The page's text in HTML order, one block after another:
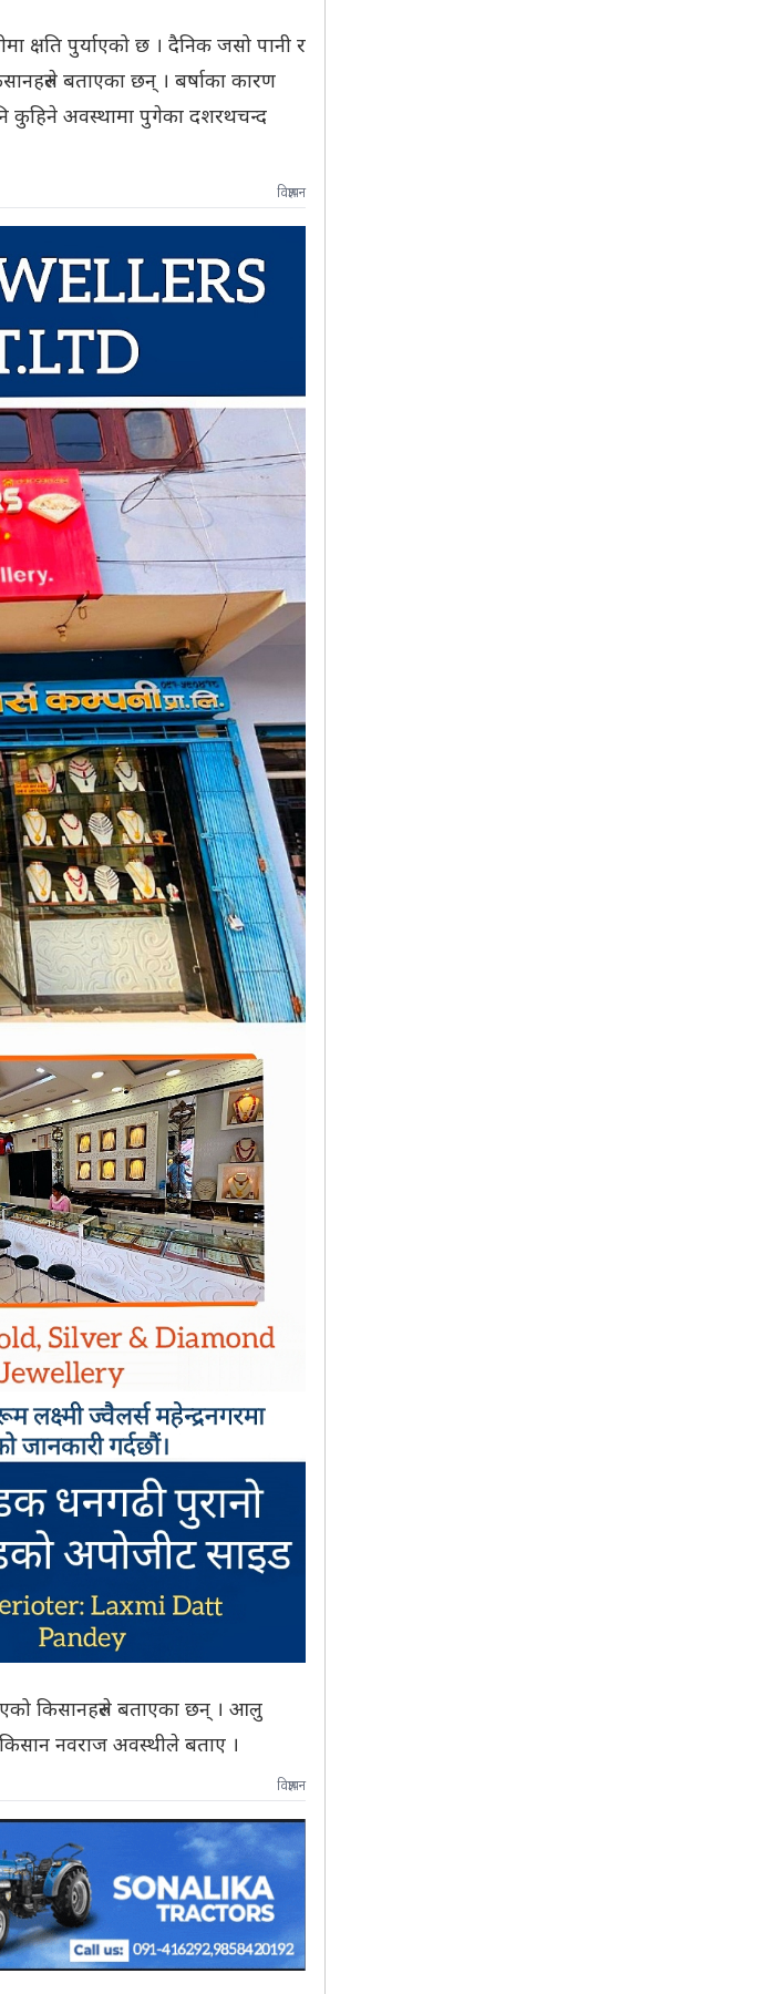
क्षति पुर्याएको छ । दैनिक जसो पानी र
बताएका छन् । बर्षाका कारण
कुहिने अवस्थामा पुगेका दशरथचन्द
विज्ञापन
किसानहरुले बताएका छन् । आलु
किसान नवराज अवस्थीले बताए ।
विज्ञापन